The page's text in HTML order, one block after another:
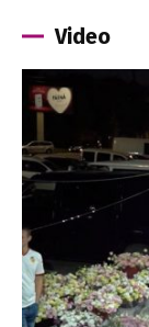
Video